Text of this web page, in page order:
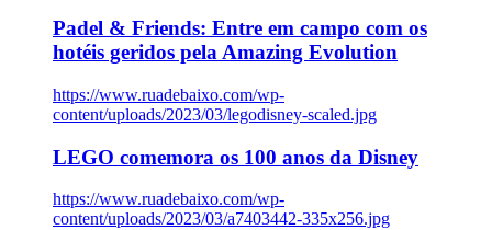
Padel & Friends: Entre em campo com os
hotéis geridos pela Amazing Evolution
https://www.ruadebaixo.com/wp-
content/uploads/2023/03/legodisney-scaled.jpg
LEGO comemora os 100 anos da Disney
https://www.ruadebaixo.com/wp-
content/uploads/2023/03/a7403442-335x256.jpg